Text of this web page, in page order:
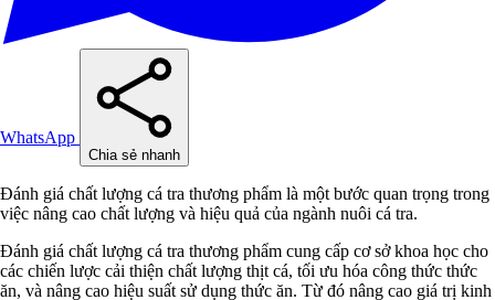
WhatsApp
Chia sẻ nhanh
Đánh giá chất lượng cá tra thương phẩm là một bước quan trọng trong
việc nâng cao chất lượng và hiệu quả của ngành nuôi cá tra.
Đánh giá chất lượng cá tra thương phẩm cung cấp cơ sở khoa học cho
các chiến lược cải thiện chất lượng thịt cá, tối ưu hóa công thức thức
ăn, và nâng cao hiệu suất sử dụng thức ăn. Từ đó nâng cao giá trị kinh